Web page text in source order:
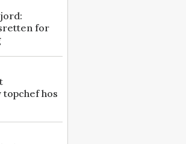
for
topchef hos